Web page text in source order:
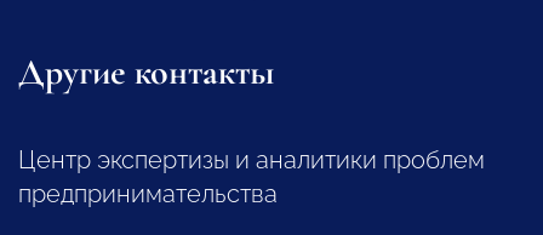
Другие контакты
Центр экспертизы и аналитики проблем
предпринимательства